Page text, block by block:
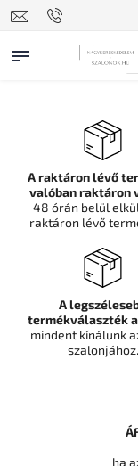
A raktáron lévő
valóban raktáron
48 órán belül
raktáron lévő
A
termékválaszték
mindent kínálunk
szalonjához.
ha